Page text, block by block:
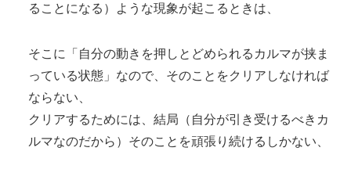
ることになる）ような現象が起こるときは、
そこに「自分の動きを押しとどめられるカルマが挟ま
っている状態」なので、そのことをクリアしなければ
ならない、
クリアするためには、結局（自分が引き受けるべきカ
ルマなのだから）そのことを頑張り続けるしかない、